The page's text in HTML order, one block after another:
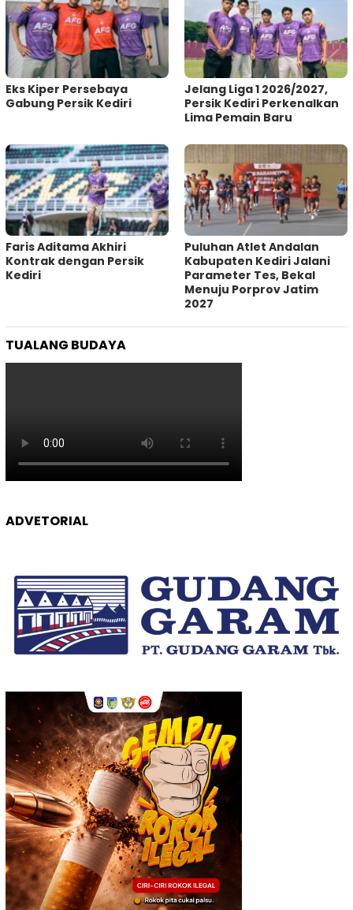
Eks Kiper Persebaya
Gabung Persik Kediri
Jelang Liga 1 2026/2027,
Persik Kediri Perkenalkan
Lima Pemain Baru
Faris Aditama Akhiri
Kontrak dengan Persik
Kediri
Puluhan Atlet Andalan
Kabupaten Kediri Jalani
Parameter Tes, Bekal
Menuju Porprov Jatim
2027
TUALANG BUDAYA
ADVETORIAL